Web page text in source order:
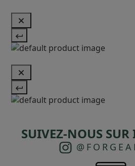
SUIVEZ-NOUS